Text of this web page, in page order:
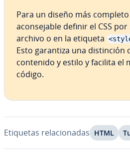
Para un diseño más
aco­n­se­ja­ble definir el CSS
archivo o en la etiqueta
Esto garantiza una di­s­ti­n­ción
contenido y estilo y facilita el
código.
Etiquetas re­la­cio­na­das HTML